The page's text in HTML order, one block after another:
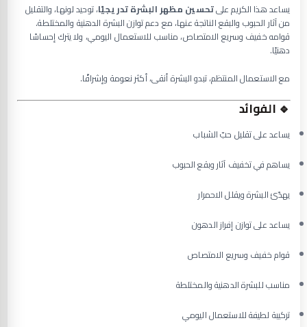
يساعد هذا الكريم علىتحسين مظهر البشرة تدريجيًا، توحيد لونها، والتقليل
من آثار الحبوب والبقع الناتجة عنها، مع دعم توازن البشرة الدهنية والمختلطة.
قوامه خفيف وسريع الامتصاص، مناسب للاستعمال اليومي، ولا يترك إحساسًا
دهنيًا.
مع الاستعمال المنتظم، تبدو البشرة أنقى، أكثر نعومة وإشراقًا.
🔹الفوائد
يساعد على تقليل حبّ الشباب
يساهم في تخفيف آثار وبقع الحبوب
يهدّئ البشرة ويقلل الاحمرار
يساعد على توازن إفراز الدهون
قوام خفيف وسريع الامتصاص
مناسب للبشرة الدهنية والمختلطة
تركيبة لطيفة للاستعمال اليومي